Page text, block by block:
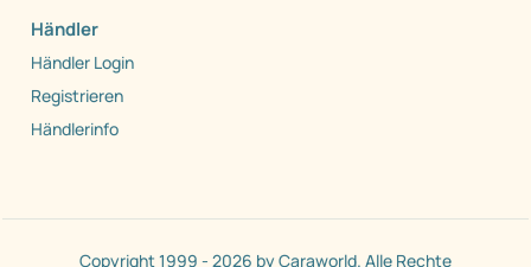
Händler
Händler Login
Registrieren
Händlerinfo
Copyright 1999 - 2026 by Caraworld. Alle Rechte